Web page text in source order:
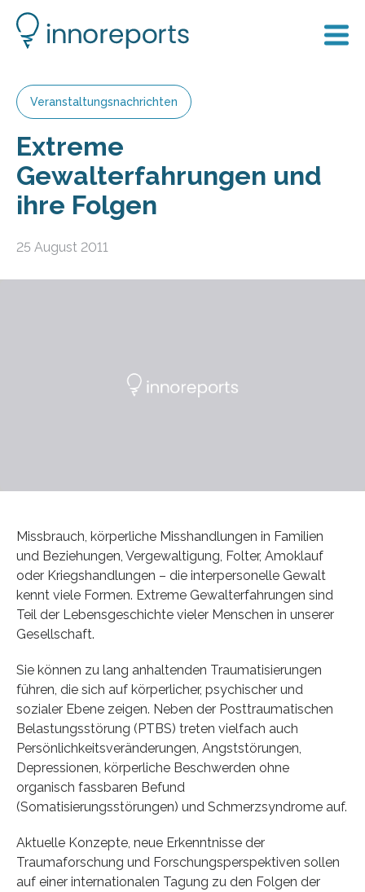
Veranstaltungsnachrichten
Extreme
Gewalterfahrungen und
ihre Folgen
25 August 2011
Missbrauch, körperliche Misshandlungen in Familien
und Beziehungen, Vergewaltigung, Folter, Amoklauf
oder Kriegshandlungen – die interpersonelle Gewalt
kennt viele Formen. Extreme Gewalterfahrungen sind
Teil der Lebensgeschichte vieler Menschen in unserer
Gesellschaft.
Sie können zu lang anhaltenden Traumatisierungen
führen, die sich auf körperlicher, psychischer und
sozialer Ebene zeigen. Neben der Posttraumatischen
Belastungsstörung (PTBS) treten vielfach auch
Persönlichkeitsveränderungen, Angststörungen,
Depressionen, körperliche Beschwerden ohne
organisch fassbaren Befund
(Somatisierungsstörungen) und Schmerzsyndrome auf.
Aktuelle Konzepte, neue Erkenntnisse der
Traumaforschung und Forschungsperspektiven sollen
auf einer internationalen Tagung zu den Folgen der